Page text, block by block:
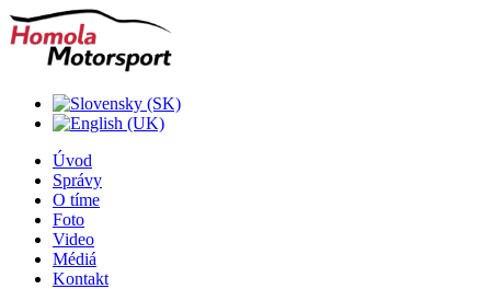
Úvod
Správy
O tíme
Foto
Video
Médiá
Kontakt